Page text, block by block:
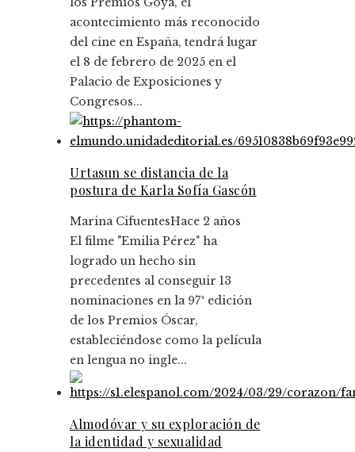
acontecimiento más reconocido
del cine en España, tendrá lugar
el 8 de febrero de 2025 en el
Palacio de Exposiciones y
Congresos...
Urtasun se distancia de la
postura de Karla Sofía Gascón
Marina CifuentesHace 2 años
El filme "Emilia Pérez" ha
logrado un hecho sin
precedentes al conseguir 13
nominaciones en la 97ª edición
de los Premios Óscar,
estableciéndose como la película
en lengua no ingle...
Almodóvar y su exploración de
la identidad y sexualidad